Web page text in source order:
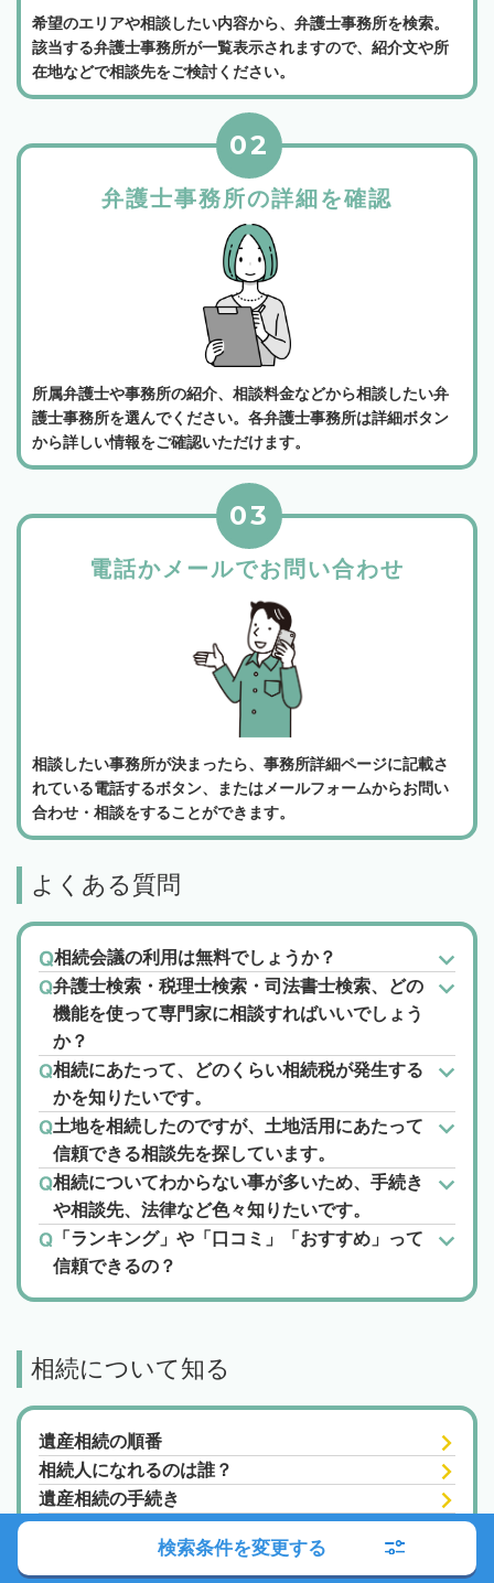
希望のエリアや相談したい内容から、弁護士事務所を検索。
該当する弁護士事務所が一覧表示されますので、紹介文や所
在地などで相談先をご検討ください。
弁護士事務所の詳細を確認
02
所属弁護士や事務所の紹介、相談料金などから相談したい弁
護士事務所を選んでください。各弁護士事務所は詳細ボタン
から詳しい情報をご確認いただけます。
電話かメールでお問い合わせ
03
相談したい事務所が決まったら、事務所詳細ページに記載さ
れている電話するボタン、またはメールフォームからお問い
合わせ・相談をすることができます。
よくある質問
相続会議の利用は無料でしょうか？
弁護士検索・税理士検索・司法書士検索、どの
機能を使って専門家に相談すればいいでしょう
か？
相続にあたって、どのくらい相続税が発生する
かを知りたいです。
土地を相続したのですが、土地活用にあたって
信頼できる相談先を探しています。
相続についてわからない事が多いため、手続き
や相談先、法律など色々知りたいです。
「ランキング」や「口コミ」「おすすめ」って
信頼できるの？
相続について知る
遺産相続の順番
相続人になれるのは誰？
遺産相続の手続き
遺産相続の全体スケジュール
検索条件を変更する